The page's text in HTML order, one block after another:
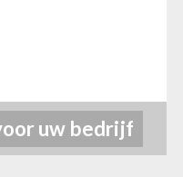
uw bedrijf